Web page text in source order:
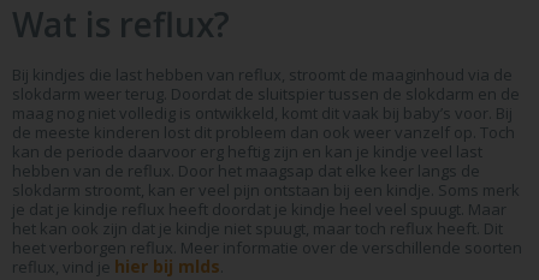
Wat is reflux?
Bij kindjes die last hebben van reflux, stroomt de maaginhoud via de
slokdarm weer terug. Doordat de sluitspier tussen de slokdarm en de
maag nog niet volledig is ontwikkeld, komt dit vaak bij baby’s voor. Bij
de meeste kinderen lost dit probleem dan ook weer vanzelf op. Toch
kan de periode daarvoor erg heftig zijn en kan je kindje veel last
hebben van de reflux. Door het maagsap dat elke keer langs de
slokdarm stroomt, kan er veel pijn ontstaan bij een kindje. Soms merk
je dat je kindje reflux heeft doordat je kindje heel veel spuugt. Maar
het kan ook zijn dat je kindje niet spuugt, maar toch reflux heeft. Dit
heet verborgen reflux. Meer informatie over de verschillende soorten
reflux, vind je hier bij mlds